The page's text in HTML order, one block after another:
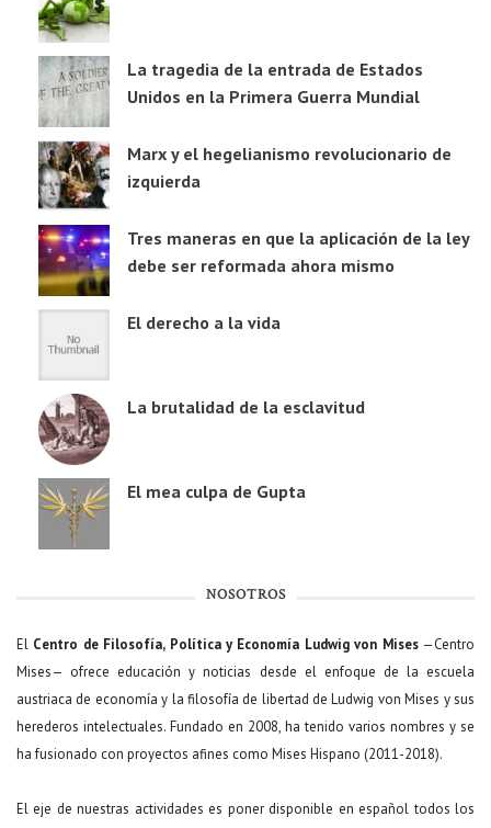
La tragedia de la entrada de Estados
Unidos en la Primera Guerra Mundial
Marx y el hegelianismo revolucionario de
izquierda
Tres maneras en que la aplicación de la ley
debe ser reformada ahora mismo
El derecho a la vida
La brutalidad de la esclavitud
El mea culpa de Gupta
NOSOTROS
El Centro de Filosofía, Política y Economía Ludwig von Mises—Centro
Mises— ofrece educación y noticias desde el enfoque de la escuela
austriaca de economía y la filosofía de libertad de Ludwig von Mises y sus
herederos intelectuales. Fundado en 2008, ha tenido varios nombres y se
ha fusionado con proyectos afines como Mises Hispano (2011-2018).
El eje de nuestras actividades es poner disponible en español todos los